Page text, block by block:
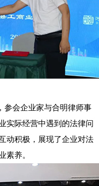
参会企业家与合明律师事
实际经营中遇到的法律问
动积极，展现了企业对法
素养。